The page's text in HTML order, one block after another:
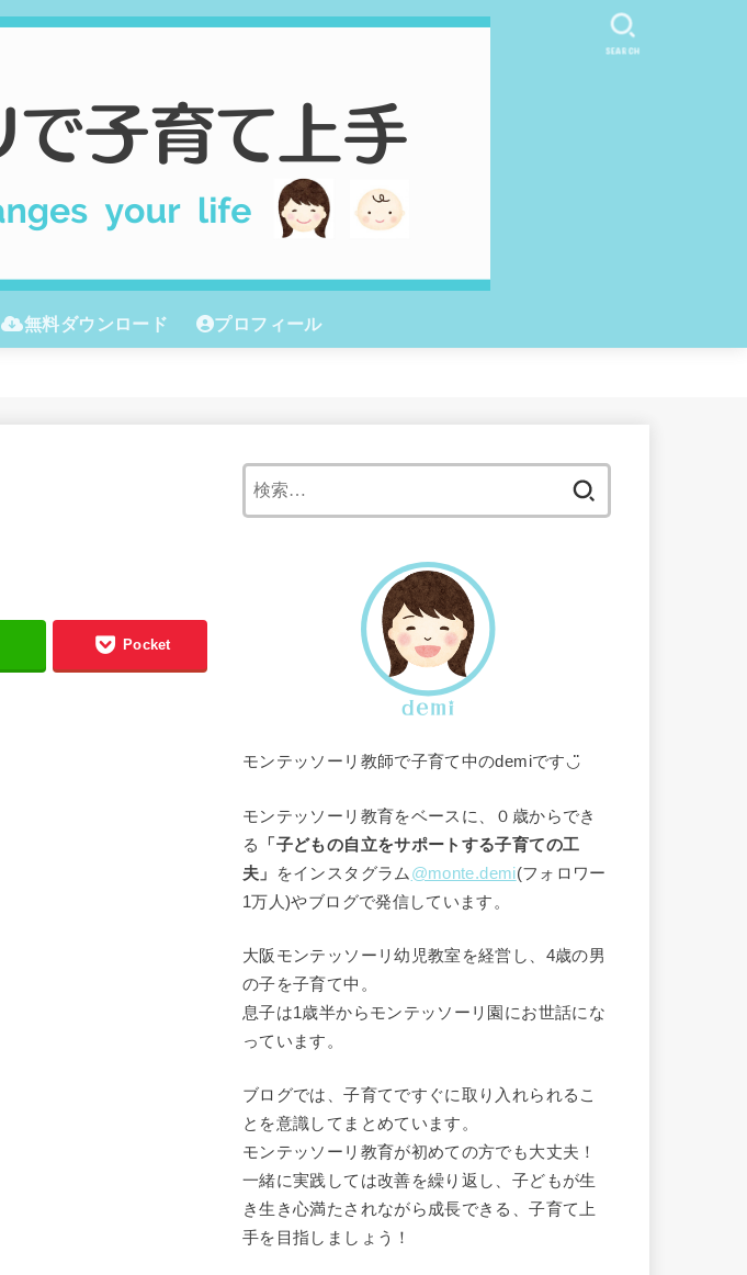
無料ダウンロード プロフィール
SEARCH
Pocket
モンテッソーリ教師で子育て中のdemiです◡̈
モンテッソーリ教育をベースに、０歳からでき
る
「子どもの自立をサポートする子育ての工
夫」
をインスタグラム @monte.demi(フォロワー
1万人)やブログで発信しています。
大阪モンテッソーリ幼児教室を経営し、4歳の男
の子を子育て中。
息子は1歳半からモンテッソーリ園にお世話にな
っています。
ブログでは、子育てですぐに取り入れられるこ
とを意識してまとめています。
モンテッソーリ教育が初めての方でも大丈夫！
一緒に実践しては改善を繰り返し、子どもが生
き生き心満たされながら成長できる、子育て上
手を目指しましょう！